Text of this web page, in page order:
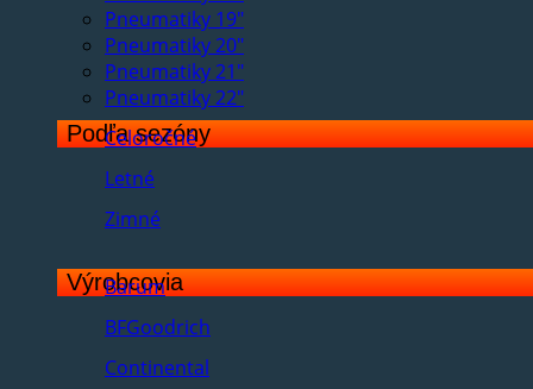
Pneumatiky 19"
Pneumatiky 20"
Pneumatiky 21"
Pneumatiky 22"
Podľa sezóny
Celoročné
Letné
Zimné
Výrobcovia
Barum
BFGoodrich
Continental